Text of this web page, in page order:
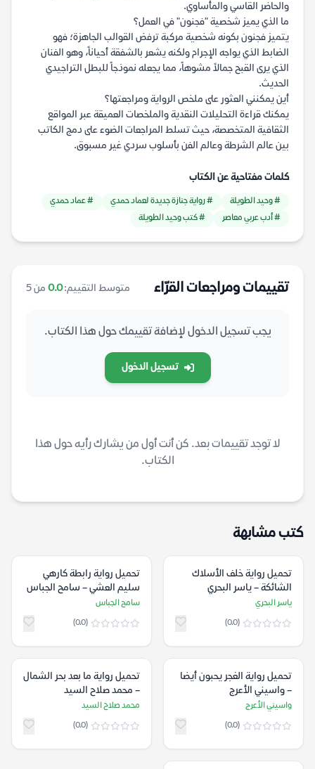
والحاضر القاسي والمأساوي.
ما الذي يميز شخصية "فجنون" في العمل؟
يتميز فجنون بكونه شخصية مركبة ترفض القوالب الجاهزة؛ فهو
الضابط الذي يواجه الإجرام ولكنه يشعر بالشفقة أحياناً، وهو الفنان
الذي يرى القبح جمالاً مشوهاً، مما يجعله نموذجاً للبطل التراجيدي
الحديث.
أين يمكنني العثور على ملخص الرواية ومراجعتها؟
يمكنك قراءة التحليلات النقدية والملخصات العميقة عبر المواقع
الثقافية المتخصصة، حيث تسلط المراجعات الضوء على دمج الكاتب
بين عالم الشرطة وعالم الفن بأسلوب سردي غير مسبوق.
كلمات مفتاحية عن الكتاب
# وحيد الطويلة # رواية جنازة جديدة لعماد حمدي
# عماد حمدي
# أدب عربي معاصر
# كتب وحيد الطويلة
تقييمات ومراجعات القرّاء متوسط التقييم:0.0 من 5
يجب تسجيل الدخول لإضافة تقييمك حول هذا الكتاب.
تسجيل الدخول
لا توجد تقييمات بعد. كن أنت أول من يشارك رأيه حول هذا
الكتاب.
كتب مشابهة
تحميل رواية خلف الأسلاك
الشائكة – ياسر البحري
ياسر البحري
(0.0)
تحميل رواية رابطة كارهي
سليم العشي – سامح الجباس
سامح الجباس
(0.0)
تحميل رواية الغجر يحبون أيضا
– واسيني الأعرج
واسيني الأعرج
(0.0)
تحميل رواية ما بعد بحر الشمال
– محمد صلاح السيد
محمد صلاح السيد
(0.0)